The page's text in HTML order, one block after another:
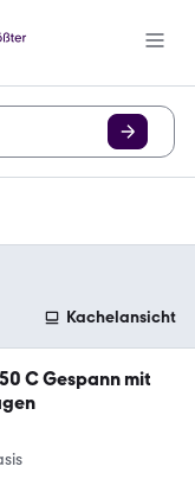
Kachelansicht
C Gespann mit